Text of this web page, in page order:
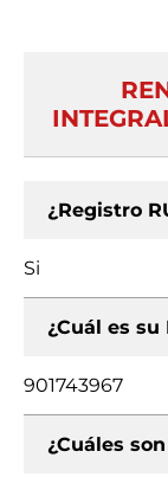
¿Registro
Si
¿Cuál es su
901743967
¿Cuáles